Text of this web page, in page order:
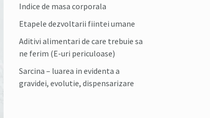
Indice de masa corporala
Etapele dezvoltarii fiintei umane
Aditivi alimentari de care trebuie sa
ne ferim (E-uri periculoase)
Sarcina – luarea in evidenta a
gravidei, evolutie, dispensarizare